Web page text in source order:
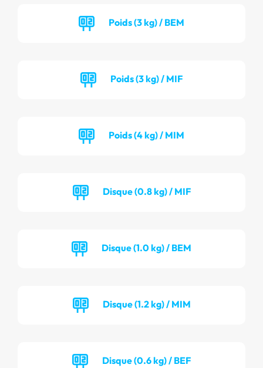
Poids (3 kg) / BEM
Poids (3 kg) / MIF
Poids (4 kg) / MIM
Disque (0.8 kg) / MIF
Disque (1.0 kg) / BEM
Disque (1.2 kg) / MIM
Disque (0.6 kg) / BEF